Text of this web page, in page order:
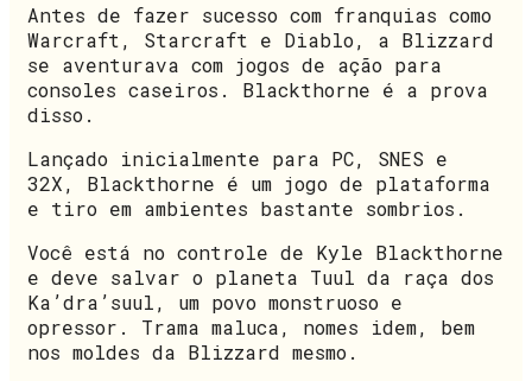
Antes de fazer sucesso com franquias como
Warcraft, Starcraft e Diablo, a Blizzard
se aventurava com jogos de ação para
consoles caseiros. Blackthorne é a prova
disso.
Lançado inicialmente para PC, SNES e
32X, Blackthorne é um jogo de plataforma
e tiro em ambientes bastante sombrios.
Você está no controle de Kyle Blackthorne
e deve salvar o planeta Tuul da raça dos
Ka’dra’suul, um povo monstruoso e
opressor. Trama maluca, nomes idem, bem
nos moldes da Blizzard mesmo.